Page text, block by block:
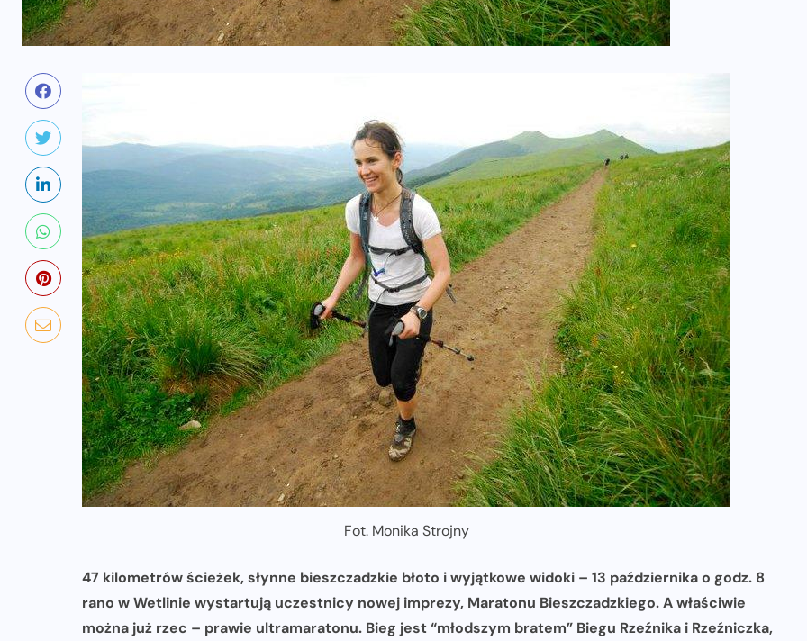
Fot. Monika Strojny
47 kilometrów ścieżek, słynne bieszczadzkie błoto i wyjątkowe widoki – 13 października o godz. 8
rano w Wetlinie wystartują uczestnicy nowej imprezy, Maratonu Bieszczadzkiego. A właściwie
można już rzec – prawie ultramaratonu. Bieg jest “młodszym bratem” Biegu Rzeźnika i Rzeźniczka,